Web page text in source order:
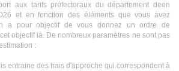
aux tarifs préfectoraux du département deen
et en fonction des éléments que vous avez
a pour objectif de vous donnez un ordre de
objectif là. De nombreux paramètres ne sont pas
:
entraine des frais d'approche qui correspondent à